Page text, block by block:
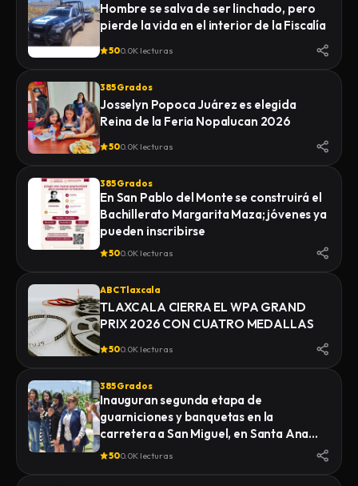
Hombre se salva de ser linchado, pero
pierde la vida en el interior de la Fiscalía
500.0K lecturas
385 Grados
Josselyn Popoca Juárez es elegida
Reina de la Feria Nopalucan 2026
500.0K lecturas
385 Grados
En San Pablo del Monte se construirá el
Bachillerato Margarita Maza; jóvenes ya
pueden inscribirse
500.0K lecturas
ABC Tlaxcala
TLAXCALA CIERRA EL WPA GRAND
PRIX 2026 CON CUATRO MEDALLAS
500.0K lecturas
385 Grados
Inauguran segunda etapa de
guarniciones y banquetas en la
carretera a San Miguel, en Santa Ana
Nopalucan
500.0K lecturas